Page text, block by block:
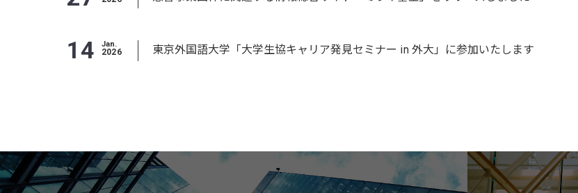
14 Jan.
2026 東京外国語大学「大学生協キャリア発見セミナー in 外大」に参加いたします